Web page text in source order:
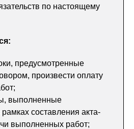
по настоящему
предусмотренные
произвести оплату
выполненные
составления акта-
выполненных работ;